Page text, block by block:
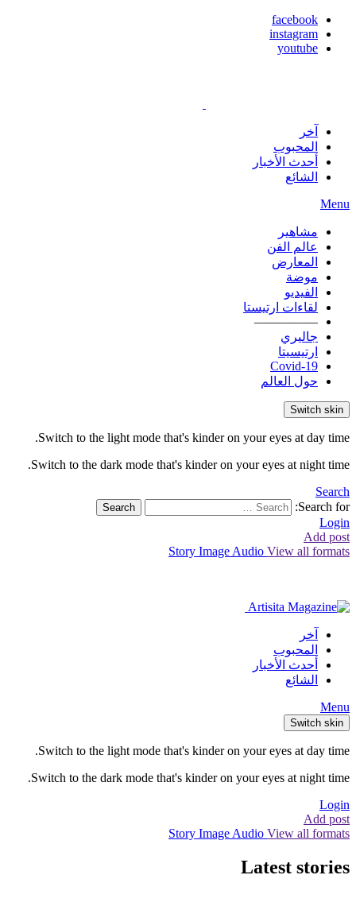
facebook
instagram
youtube
آخر
المحبوب
أحدث الأخبار
الشائع
Menu
مشاهير
عالم الفن
المعارض
موضة
الفيديو
لقاءات ارتيستا
—————
جاليري
ارتيسيتا
Covid-19
حول العالم
Switch skin
Switch to the light mode that's kinder on your eyes at day time.
Switch to the dark mode that's kinder on your eyes at night time.
Search
Search for:
Search
Login
Add post
Story Image Audio View all formats
آخر
المحبوب
أحدث الأخبار
الشائع
Menu
Switch skin
Switch to the light mode that's kinder on your eyes at day time.
Switch to the dark mode that's kinder on your eyes at night time.
Login
Add post
Story Image Audio View all formats
Latest stories